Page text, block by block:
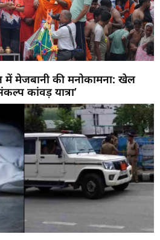
मेजबानी की मनोकामना: खेल
कांवड़ यात्रा’